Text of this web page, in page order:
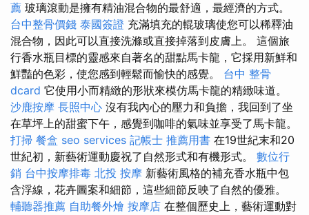
薦 玻璃滾動是擁有精油混合物的最舒適，最經濟的方式。
台中整骨價錢 泰國簽證 充滿填充的輥玻璃使您可以稀釋油
混合物，因此可以直接洗滌或直接掉落到皮膚上。 這個旅
行香水瓶目標的靈感來自著名的甜點馬卡龍，它採用新鮮和
鮮豔的色彩，使您感到輕鬆而愉快的感覺。 台中 整骨
dcard 它使用小而精緻的形狀來模仿馬卡龍的精緻味道。
沙鹿按摩 長照中心 沒有我內心的壓力和負擔，我回到了坐
在草坪上的甜蜜下午，感覺到咖啡的氣味並享受了馬卡龍。
打掃 餐盒 seo services 記帳士 推薦用書 在19世紀末和20
世紀初，新藝術運動慶祝了自然形式和有機形式。 數位行
銷 台中按摩排毒 北投 按摩 新藝術風格的補充香水瓶中包
含浮線，花卉圖案和細節，這些細節反映了自然的優雅。
輔聽器推薦 自助餐外燴 按摩店 在整個歷史上，藝術運動對